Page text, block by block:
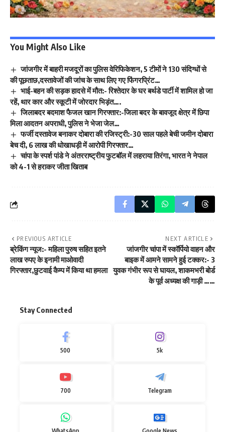
You Might Also Like
जांजगीर में बाहरी मजदूरों का पुलिस वेरिफिकेशन, 5 टीमों ने 130 संदिग्धों से
की पूछताछ,दस्तावेजों की जांच के साथ लिए गए फिंगरप्रिंट…
भाई-बहन की सड़क हादसे में मौत:- रिश्तेदार के घर बर्थडे पार्टी में शामिल हो जा
रहें, थार कार और स्कूटी में जोरदार भिड़ंत….
जिलाबदर बदमाश फैजल खान गिरफ्तार:-जिला बदर के बावजूद क्षेत्र में छिपा
मिला आदतन अपराधी, पुलिस ने भेजा जेल…
फर्जी दस्तावेज बनाकर दोबारा की रजिस्ट्री:-30 साल पहले बेची जमीन दोबारा
बेच दी, 6 लाख की धोखाधड़ी में आरोपी गिरफ्तार…
चांपा के स्पर्श पांडे ने अंतरराष्ट्रीय फुटबॉल में लहराया तिरंगा, भारत ने नेपाल
को 4-1 से हराकर जीता खिताब
PREVIOUS ARTICLE
ब्रेकिंग न्यूज:- महिला पुरुष सहित इतने
लाख रुपए के इनामी माओवादी
गिरफ्तार,छुटवाई कैम्प में किया था हमला
NEXT ARTICLE
जांजगीर चांपा में स्कॉर्पियो वाहन और
बाइक में आमने सामने हुई टक्कर:- 3
युवक गंभीर रूप से घायल, शाकमभरी बोर्ड
के पूर्व अध्यक्ष की गाड़ी ……
Stay Connected
500 5k
700 Telegram